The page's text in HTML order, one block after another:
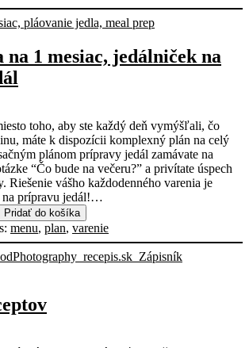
na 1 mesiac, jedálniček na
toho, aby ste každý deň vymýšľali, čo
máte k dispozícii komplexný plán na celý
plánom prípravy jedál zamávate na
“Čo bude na večeru?” a privítate úspech
Riešenie vášho každodenného varenia je
na prípravu jedál!…
Pridať do košíka
menu, plan, varenie